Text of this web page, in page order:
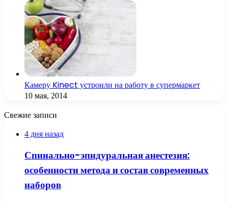
Камеру Kinect устроили на работу в супермаркет
10 мая, 2014
Свежие записи
4 дня назад
Спинально-эпидуральная анестезия:
особенности метода и состав современных
наборов